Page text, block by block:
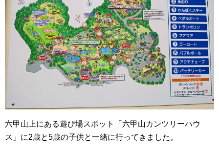
六甲山上にある遊び場スポット「六甲山カンツリーハウ
ス」に2歳と5歳の子供と一緒に行ってきました。